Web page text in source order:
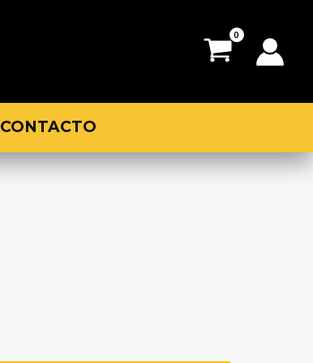
CONTACTO